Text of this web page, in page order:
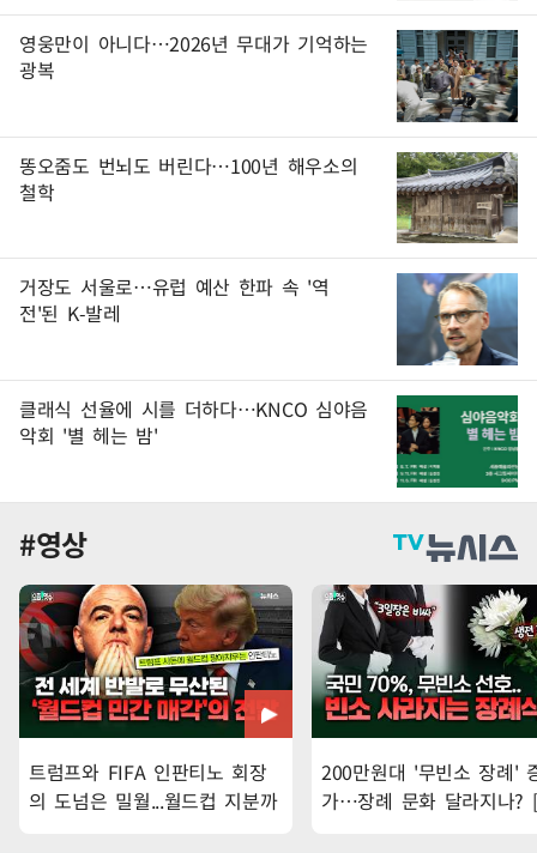
영웅만이 아니다…2026년 무대가 기억하는
광복
똥오줌도 번뇌도 버린다…100년 해우소의
철학
거장도 서울로…유럽 예산 한파 속 '역
전'된 K-발레
클래식 선율에 시를 더하다…KNCO 심야음
악회 '별 헤는 밤'
#영상
트럼프와 FIFA 인판티노 회장
의 도넘은 밀월...월드컵 지분까
200만원대 '무빈소 장례'
가…장례 문화 달라지나?